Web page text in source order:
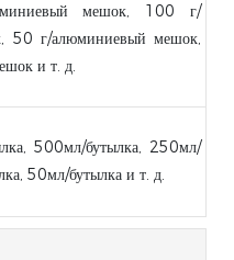
мешок, 100 г/
50 г/алюминиевый мешок,
и т. д.
500мл/бутылка, 250мл/
50мл/бутылка и т. д.